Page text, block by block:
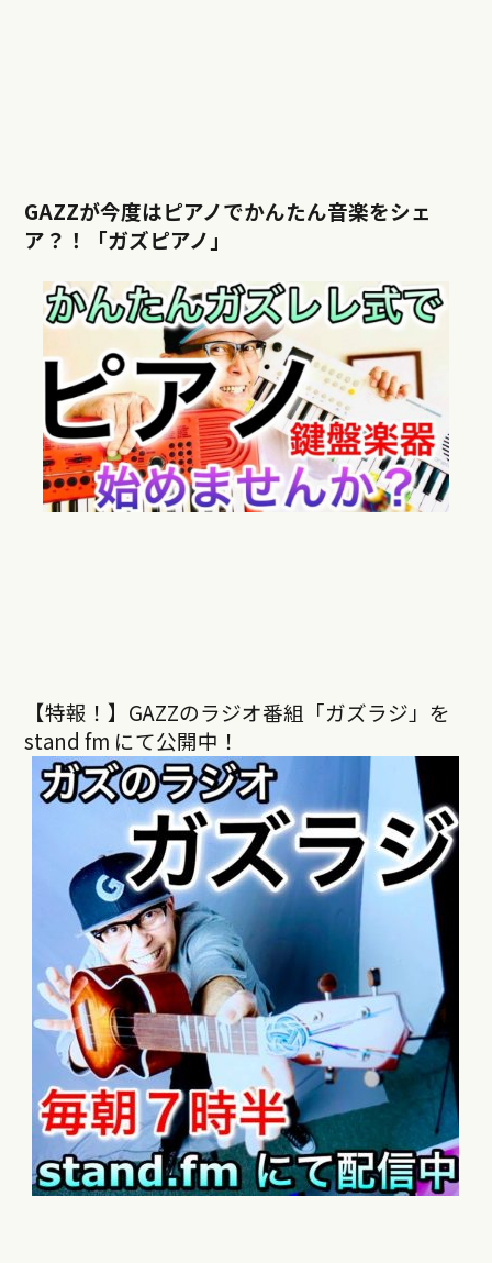
GAZZが今度はピアノでかんたん音楽をシェ
ア？！「ガズピアノ」
【特報！】GAZZのラジオ番組「ガズラジ」を
stand fm にて公開中！